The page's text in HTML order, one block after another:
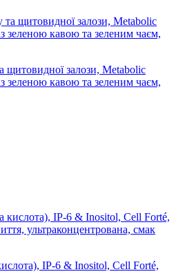
щитовидної залози, Metabolic
зеленою кавою та зеленим чаєм,
IP-6 & Inositol, Cell Forté,